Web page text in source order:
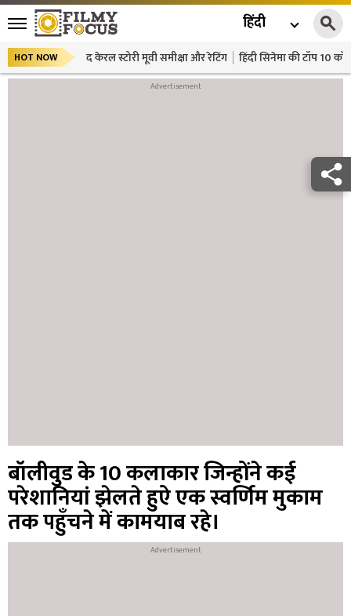
हिंदी
HOT NOW द केरल स्टोरी मूवी समीक्षा और रेटिंग हिंदी सिनेमा की टॉप 10
बॉलीवुड के 10 कलाकार जिन्होंने कई
परेशानियां झेलते हुऐ एक स्वर्णिम मुकाम
तक पहुँचने में कामयाब रहे।